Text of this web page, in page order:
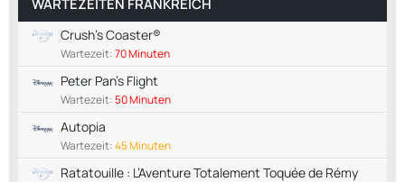
WARTEZEITEN FRANKREICH
Crush's Coaster®
Wartezeit:70 Minuten
Peter Pan's Flight
Wartezeit:50 Minuten
Autopia
Wartezeit:45 Minuten
Ratatouille : L’Aventure Totalement Toquée de Rémy